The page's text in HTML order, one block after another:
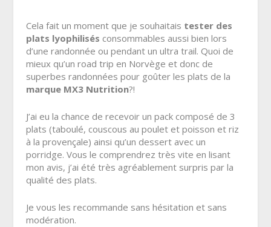
Cela fait un moment que je souhaitais tester des
plats lyophilisés consommables aussi bien lors
d’une randonnée ou pendant un ultra trail. Quoi de
mieux qu’un road trip en Norvège et donc de
superbes randonnées pour goûter les plats de la
marque MX3 Nutrition?!
J’ai eu la chance de recevoir un pack composé de 3
plats (taboulé, couscous au poulet et poisson et riz
à la provençale) ainsi qu’un dessert avec un
porridge. Vous le comprendrez très vite en lisant
mon avis, j’ai été très agréablement surpris par la
qualité des plats.
Je vous les recommande sans hésitation et sans
modération.